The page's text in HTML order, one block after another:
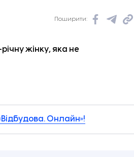
Поширити:
жінку, яка не
Онлайн»!